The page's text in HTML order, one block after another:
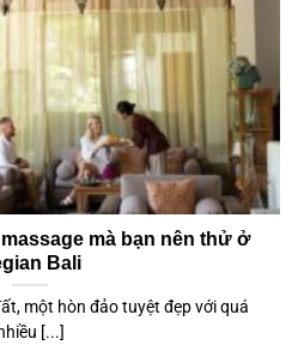
mà bạn nên thử ở
Bali
một hòn đảo tuyệt đẹp với quá
[...]